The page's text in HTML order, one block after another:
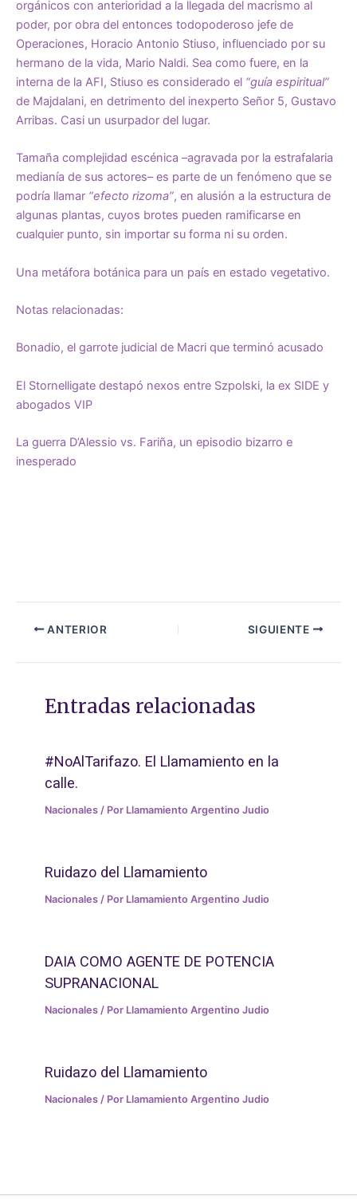
orgánicos con anterioridad a la llegada del macrismo al
poder, por obra del entonces todopoderoso jefe de
Operaciones, Horacio Antonio Stiuso, influenciado por su
hermano de la vida, Mario Naldi. Sea como fuere, en la
interna de la AFI, Stiuso es considerado el “guía espiritual”
de Majdalani, en detrimento del inexperto Señor 5, Gustavo
Arribas. Casi un usurpador del lugar.
Tamaña complejidad escénica –agravada por la estrafalaria
medianía de sus actores– es parte de un fenómeno que se
podría llamar “efecto rizoma”, en alusión a la estructura de
algunas plantas, cuyos brotes pueden ramificarse en
cualquier punto, sin importar su forma ni su orden.
Una metáfora botánica para un país en estado vegetativo.
Notas relacionadas:
Bonadio, el garrote judicial de Macri que terminó acusado
El Stornelligate destapó nexos entre Szpolski, la ex SIDE y
abogados VIP
La guerra D’Alessio vs. Fariña, un episodio bizarro e
inesperado
ANTERIOR SIGUIENTE
Entradas relacionadas
#NoAlTarifazo. El Llamamiento en la
calle.
Nacionales / Por Llamamiento Argentino Judio
Ruidazo del Llamamiento
Nacionales / Por Llamamiento Argentino Judio
DAIA COMO AGENTE DE POTENCIA
SUPRANACIONAL
Nacionales / Por Llamamiento Argentino Judio
Ruidazo del Llamamiento
Nacionales / Por Llamamiento Argentino Judio